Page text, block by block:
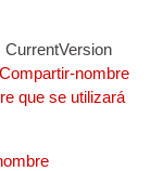
Compartir-nombre
que se utilizará